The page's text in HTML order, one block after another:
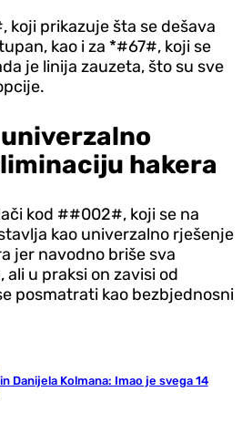
koji prikazuje šta se dešava
kao i za *#67#, koji se
je linija zauzeta, što su sve
hakera
kod ##002#, koji se na
kao univerzalno rješenje
jer navodno briše sva
u praksi on zavisi od
posmatrati kao bezbjednosni
Danijela Kolmana: Imao je svega 14